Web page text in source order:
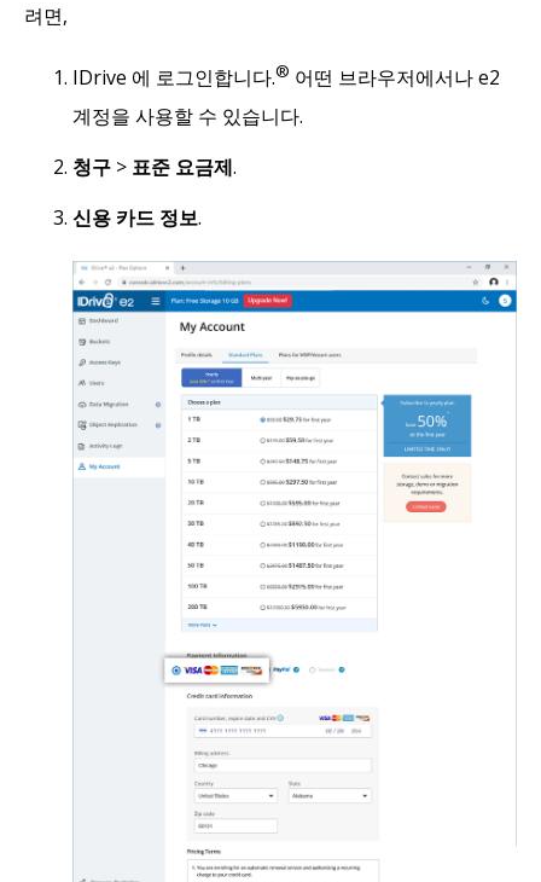
려면,
IDrive 에 로그인합니다.® 어떤 브라우저에서나 e2
계정을 사용할 수 있습니다.
청구 > 표준 요금제.
신용 카드 정보.